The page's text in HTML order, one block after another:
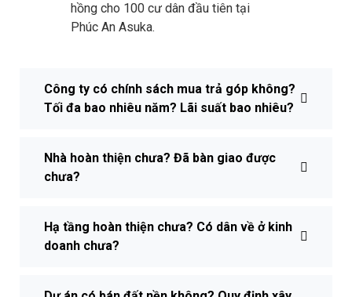
hồng cho 100 cư dân đầu tiên tại
Phúc An Asuka.
Công ty có chính sách mua trả góp không?
Tối đa bao nhiêu năm? Lãi suất bao nhiêu?
Nhà hoàn thiện chưa? Đã bàn giao được
chưa?
Hạ tầng hoàn thiện chưa? Có dân về ở kinh
doanh chưa?